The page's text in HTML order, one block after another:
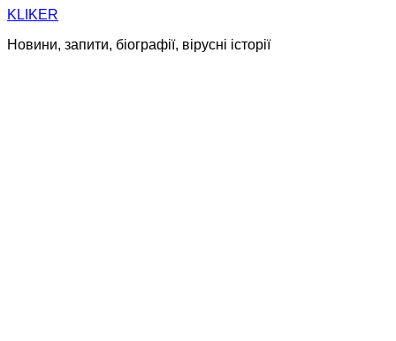
Skip
content
KLIKER
Новини, запити, біографії, вірусні історії